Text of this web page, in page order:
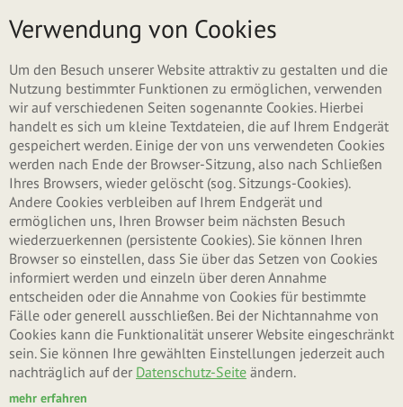
Menü
Haupt-Reiter
Neues Benutzerkonto erstellen
Anmelden(aktiver Reiter)
Neues Passwort anfordern
Benutzername oder E-Mail-Adresse*
Sie können sich mit Ihrem Benutzernamen oder Ihrer E-Mail-Adresse anmelden.
Passwort*
Verwendung von Cookies
Um den Besuch unserer Website attraktiv zu gestalten und die
Nutzung bestimmter Funktionen zu ermöglichen, verwenden
wir auf verschiedenen Seiten sogenannte Cookies. Hierbei
handelt es sich um kleine Textdateien, die auf Ihrem Endgerät
gespeichert werden. Einige der von uns verwendeten Cookies
werden nach Ende der Browser-Sitzung, also nach Schließen
Ihres Browsers, wieder gelöscht (sog. Sitzungs-Cookies).
Andere Cookies verbleiben auf Ihrem Endgerät und
ermöglichen uns, Ihren Browser beim nächsten Besuch
wiederzuerkennen (persistente Cookies). Sie können Ihren
Browser so einstellen, dass Sie über das Setzen von Cookies
informiert werden und einzeln über deren Annahme
entscheiden oder die Annahme von Cookies für bestimmte
Fälle oder generell ausschließen. Bei der Nichtannahme von
Cookies kann die Funktionalität unserer Website eingeschränkt
sein. Sie können Ihre gewählten Einstellungen jederzeit auch
nachträglich auf der Datenschutz-Seite ändern.
mehr erfahren